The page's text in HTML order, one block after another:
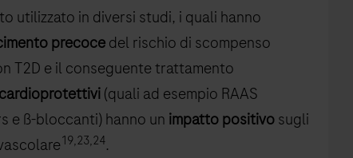
utilizzato in diversi studi, i quali hanno
precocedel rischio di scompenso
T2D e il conseguente trattamento
(quali ad esempio RAAS
e ß-bloccanti) hanno un impatto positivosugli
19,23,24.